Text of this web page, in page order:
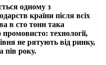
одному з
країни після всіх
в сто тонн така
технології,
не рятують від ринку,
пів року.